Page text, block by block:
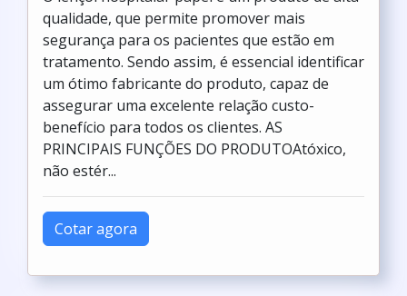
qualidade, que permite promover mais
segurança para os pacientes que estão em
tratamento. Sendo assim, é essencial identificar
um ótimo fabricante do produto, capaz de
assegurar uma excelente relação custo-
benefício para todos os clientes. AS
PRINCIPAIS FUNÇÕES DO PRODUTOAtóxico,
não estér...
Cotar agora